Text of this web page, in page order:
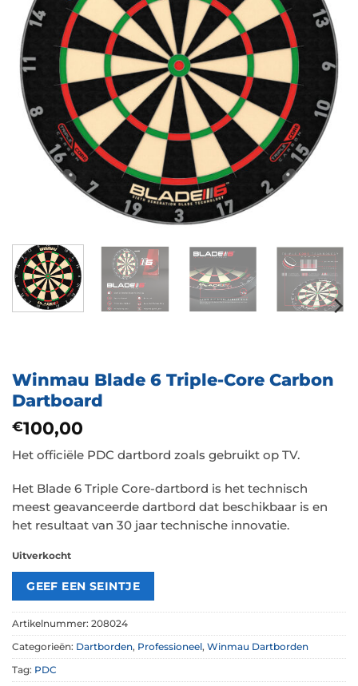
Winmau Blade 6 Triple-Core Carbon
Dartboard
€100,00
Het officiële PDC dartbord zoals gebruikt op TV.
Het Blade 6 Triple Core-dartbord is het technisch
meest geavanceerde dartbord dat beschikbaar is en
het resultaat van 30 jaar technische innovatie.
Uitverkocht
Artikelnummer: 208024
Categorieën: Dartborden, Professioneel , Winmau Dartborden
Tag: PDC